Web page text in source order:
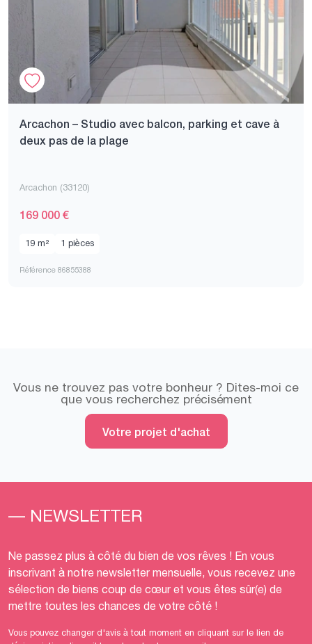
Arcachon – Studio avec balcon, parking et cave à
deux pas de la plage
Arcachon (33120)
169 000 €
19 m² 1 pièces
Référence 86855388
Vous ne trouvez pas votre bonheur ? Dites-moi ce
que vous recherchez précisément
Votre projet d'achat
— NEWSLETTER
Ne passez plus à côté du bien de vos rêves ! En vous
inscrivant à notre newsletter mensuelle, vous recevez une
sélection de biens coup de cœur et vous êtes sûr(e) de
mettre toutes les chances de votre côté !
Vous pouvez changer d'avis à tout moment en cliquant sur le lien de